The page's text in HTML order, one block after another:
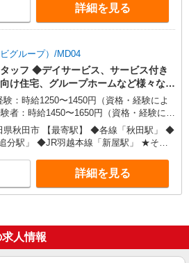
詳細を見る
グループ）/MD04
ッフ ◆デイサービス、サービス付き
け住宅、グループホームなど様々な勤
選べます。
験：時給1250〜1450円（資格・経験によ
者：時給1450〜1650円（資格・経験によ
給あり ◆支払い方法 ※日払
/月払い対応も可能です。詳しくは面談時
ください。 ◆交通費：別途全額支給 ※当
り
【最寄駅】 ◆各線「秋田駅」 ◆
分駅」 ◆JR羽越本線「新屋駅」 ★その
詳細を見る
人情報